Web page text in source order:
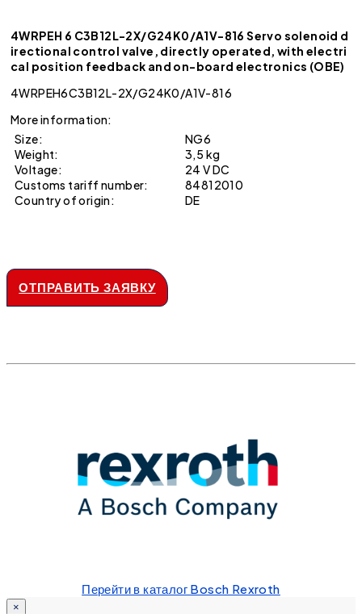
4WRPEH 6 C3B12L-2X/G24K0/A1V-816 Servo solenoid d
irectional control valve, directly operated, with electri
cal position feedback and on-board electronics (OBE)
4WRPEH6C3B12L-2X/G24K0/A1V-816
More information:
Size:
NG6
Weight:
3,5 kg
Voltage:
24 V DC
Customs tariff number:
84812010
Country of origin:
DE
ОТПРАВИТЬ ЗАЯВКУ
Перейти в каталог Bosch Rexroth
×